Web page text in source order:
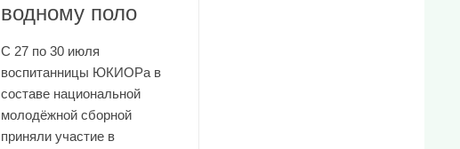
водному поло
С 27 по 30 июля
воспитанницы ЮКИОРа в
составе национальной
молодёжной сборной
приняли участие в